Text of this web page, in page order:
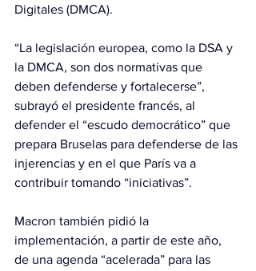
Digitales (DMCA).
“La legislación europea, como la DSA y
la DMCA, son dos normativas que
deben defenderse y fortalecerse”,
subrayó el presidente francés, al
defender el “escudo democrático” que
prepara Bruselas para defenderse de las
injerencias y en el que París va a
contribuir tomando “iniciativas”.
Macron también pidió la
implementación, a partir de este año,
de una agenda “acelerada” para las